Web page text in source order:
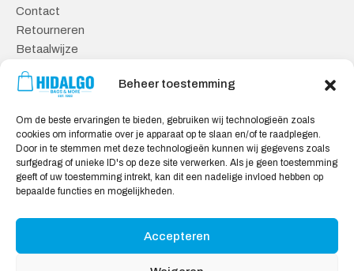
Beheer toestemming
Om de beste ervaringen te bieden, gebruiken wij technologieën zoals
cookies om informatie over je apparaat op te slaan en/of te raadplegen.
Door in te stemmen met deze technologieën kunnen wij gegevens zoals
surfgedrag of unieke ID's op deze site verwerken. Als je geen toestemming
geeft of uw toestemming intrekt, kan dit een nadelige invloed hebben op
bepaalde functies en mogelijkheden.
Accepteren
Contact
Retourneren
Betaalwijze
Veilig Shoppen
Algemene Voorwaarden
Privacy Verklaring
Cookie Verklaring
Aansprakelijkheid